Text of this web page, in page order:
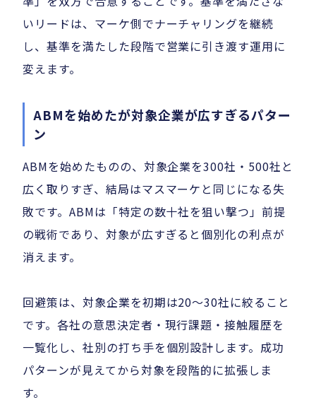
いリードは、マーケ側でナーチャリングを継続
し、基準を満たした段階で営業に引き渡す運用に
変えます。
ABMを始めたが対象企業が広すぎるパター
ン
ABMを始めたものの、対象企業を300社・500社と
広く取りすぎ、結局はマスマーケと同じになる失
敗です。ABMは「特定の数十社を狙い撃つ」前提
の戦術であり、対象が広すぎると個別化の利点が
消えます。
回避策は、対象企業を初期は20〜30社に絞ること
です。各社の意思決定者・現行課題・接触履歴を
一覧化し、社別の打ち手を個別設計します。成功
パターンが見えてから対象を段階的に拡張しま
す。